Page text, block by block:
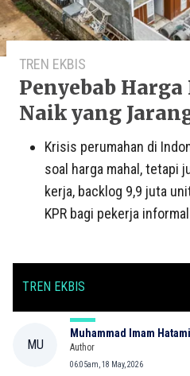
TREN EKBIS
Penyebab
Naik yang
Krisis perumahan di
soal harga mahal, tetapi
kerja, backlog 9,9 juta
KPR bagi pekerja
TREN EKBIS
MU
Muhammad Imam Hatami
Author
06:05am, 18 May, 2026